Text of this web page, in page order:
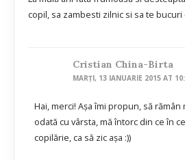
copil, sa zambesti zilnic si sa te
Cristian China-Birta
MARȚI, 13 IANUARIE 2015 AT
Hai, merci! Aşa îmi propun, să
odată cu vârsta, mă întorc din ce în
copilărie, ca să zic aşa :))